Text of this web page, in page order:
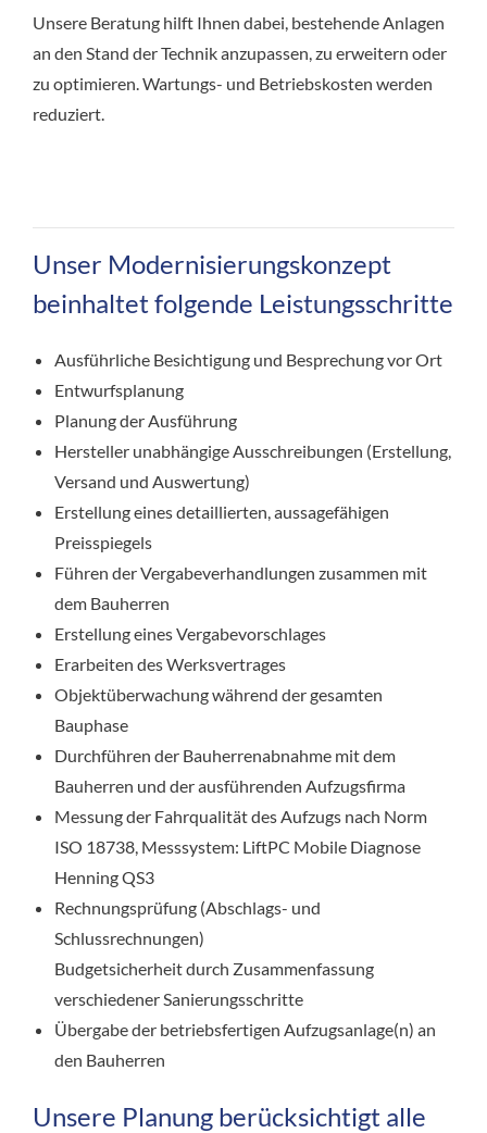
Unsere Beratung hilft Ihnen dabei, bestehende Anlagen
an den Stand der Technik anzupassen, zu erweitern oder
zu optimieren. Wartungs- und Betriebskosten werden
reduziert.
Unser Modernisierungskonzept
beinhaltet folgende Leistungsschritte
Ausführliche Besichtigung und Besprechung vor Ort
Entwurfsplanung
Planung der Ausführung
Hersteller unabhängige Ausschreibungen (Erstellung,
Versand und Auswertung)
Erstellung eines detaillierten, aussagefähigen
Preisspiegels
Führen der Vergabeverhandlungen zusammen mit
dem Bauherren
Erstellung eines Vergabevorschlages
Erarbeiten des Werksvertrages
Objektüberwachung während der gesamten
Bauphase
Durchführen der Bauherrenabnahme mit dem
Bauherren und der ausführenden Aufzugsfirma
Messung der Fahrqualität des Aufzugs nach Norm
ISO 18738, Messsystem: LiftPC Mobile Diagnose
Henning QS3
Rechnungsprüfung (Abschlags- und
Schlussrechnungen)
Budgetsicherheit durch Zusammenfassung
verschiedener Sanierungsschritte
Übergabe der betriebsfertigen Aufzugsanlage(n) an
den Bauherren
Unsere Planung berücksichtigt alle